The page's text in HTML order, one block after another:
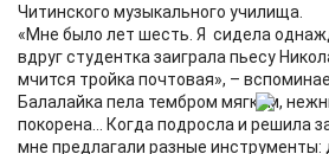
Читинского музыкального училища.
«Мне было лет шесть. Я сидела
вдруг студентка заиграла пьесу
мчится тройка почтовая», –
Балалайка пела тембром мягким,
покорена... Когда подросла и решила
мне предлагали разные инструменты: